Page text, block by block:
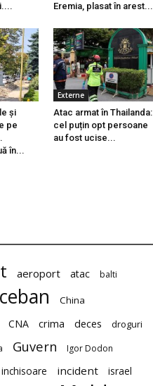
Eremia, plasat în arest...
și
pe
în...
Externe
Atac armat în Thailanda:
cel puțin opt persoane
au fost ucise...
aeroport atac balti
ceban China
CNA crima deces droguri
Guvern Igor Dodon
inchisoare incident israel